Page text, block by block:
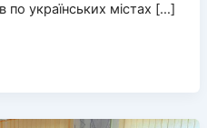
по українських містах […]